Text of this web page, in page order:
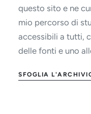
questo sito e ne
mio percorso di
accessibili a tutti,
delle fonti e uno
SFOGLIA